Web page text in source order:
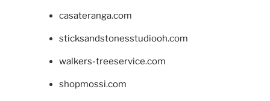
casateranga.com
sticksandstonesstudiooh.com
walkers-treeservice.com
shopmossi.com